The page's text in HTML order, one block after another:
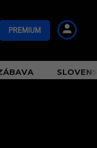
PREMIUM